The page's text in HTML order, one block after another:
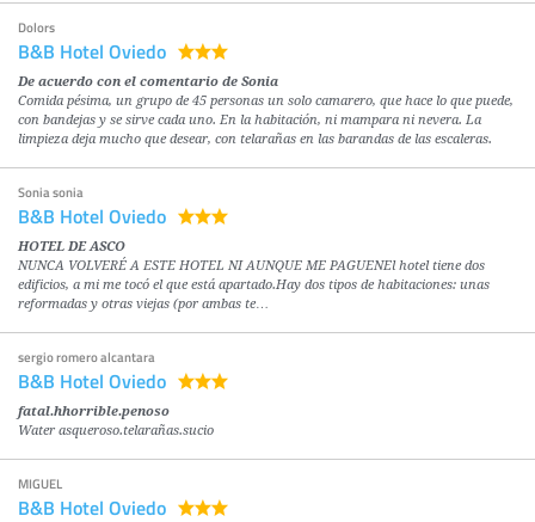
Dolors
B&B Hotel Oviedo
De acuerdo con el comentario de Sonia
Comida pésima, un grupo de 45 personas un solo camarero, que hace lo que puede,
con bandejas y se sirve cada uno. En la habitación, ni mampara ni nevera. La
limpieza deja mucho que desear, con telarañas en las barandas de las escaleras.
Sonia sonia
B&B Hotel Oviedo
HOTEL DE ASCO
NUNCA VOLVERÉ A ESTE HOTEL NI AUNQUE ME PAGUENEl hotel tiene dos
edificios, a mi me tocó el que está apartado.Hay dos tipos de habitaciones: unas
reformadas y otras viejas (por ambas te…
sergio romero alcantara
B&B Hotel Oviedo
fatal.hhorrible.penoso
Water asqueroso.telarañas.sucio
MIGUEL
B&B Hotel Oviedo